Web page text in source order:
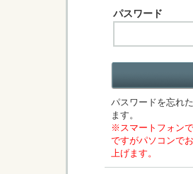
パスワード
パスワードを忘れ
ます。
※スマートフォン
ですがパソコンで
上げます。